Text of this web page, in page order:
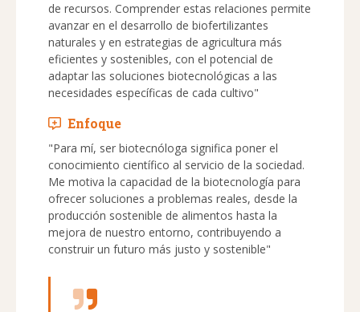
de recursos. Comprender estas relaciones permite
avanzar en el desarrollo de biofertilizantes
naturales y en estrategias de agricultura más
eficientes y sostenibles, con el potencial de
adaptar las soluciones biotecnológicas a las
necesidades específicas de cada cultivo"
Enfoque
"Para mí, ser biotecnóloga significa poner el
conocimiento científico al servicio de la sociedad.
Me motiva la capacidad de la biotecnología para
ofrecer soluciones a problemas reales, desde la
producción sostenible de alimentos hasta la
mejora de nuestro entorno, contribuyendo a
construir un futuro más justo y sostenible"